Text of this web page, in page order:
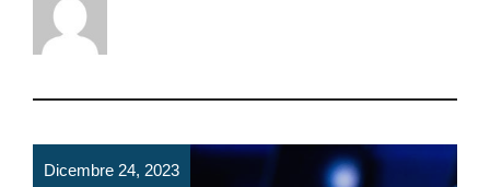
Dicembre 24, 2023